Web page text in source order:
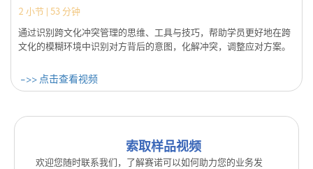
2 小节 | 53 分钟
通过识别跨文化冲突管理的思维、工具与技巧，帮助学员更好地在跨
文化的模糊环境中识别对方背后的意图，化解冲突，调整应对方案。
->> 点击查看视频
索取样品视频
欢迎您随时联系我们，了解赛诺可以如何助力您的业务发